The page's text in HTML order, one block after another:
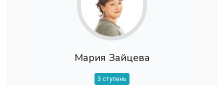
Мария Зайцева
3 ступень